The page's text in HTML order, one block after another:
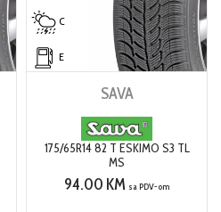
C
E
SAVA
175/65R14 82 T ESKIMO S3 TL
MS
94.00 KM sa PDV-om